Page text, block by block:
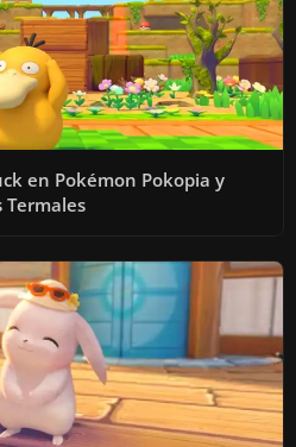
en Pokémon Pokopia y
Termales